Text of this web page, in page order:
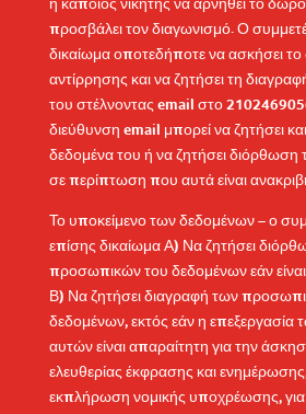
προσβάλει τον διαγωνισμό. Ο
δικαίωμα οποτεδήποτε να ασκήσει το
αντίρρησης και να ζητήσει τη
του στέλνοντας email στο
διεύθυνση email μπορεί να ζητήσει και
δεδομένα του ή να ζητήσει
σε περίπτωση που αυτά είναι
Το υποκείμενο των δεδομένων – ο
επίσης δικαίωμα Α) Να ζητήσει
προσωπικών του δεδομένων εάν
Β) Να ζητήσει διαγραφή των
δεδομένων, εκτός εάν η επεξεργασία
αυτών είναι απαραίτητη για την
ελευθερίας έκφρασης και
εκπλήρωση νομικής υποχρέωσης,